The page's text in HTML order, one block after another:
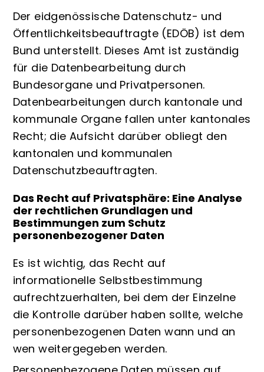
Der eidgenössische Datenschutz- und
Öffentlichkeitsbeauftragte (EDÖB) ist dem
Bund unterstellt. Dieses Amt ist zuständig
für die Datenbearbeitung durch
Bundesorgane und Privatpersonen.
Datenbearbeitungen durch kantonale und
kommunale Organe fallen unter kantonales
Recht; die Aufsicht darüber obliegt den
kantonalen und kommunalen
Datenschutzbeauftragten.
Das Recht auf Privatsphäre: Eine Analyse
der rechtlichen Grundlagen und
Bestimmungen zum Schutz
personenbezogener Daten
Es ist wichtig, das Recht auf
informationelle Selbstbestimmung
aufrechtzuerhalten, bei dem der Einzelne
die Kontrolle darüber haben sollte, welche
personenbezogenen Daten wann und an
wen weitergegeben werden.